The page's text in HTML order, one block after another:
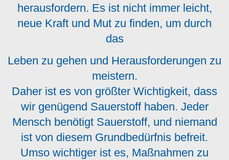
herausfordern. Es ist nicht immer leicht,
neue Kraft und Mut zu finden, um durch
das
Leben zu gehen und Herausforderungen zu
meistern.
Daher ist es von größter Wichtigkeit, dass
wir genügend Sauerstoff haben. Jeder
Mensch benötigt Sauerstoff, und niemand
ist von diesem Grundbedürfnis befreit.
Umso wichtiger ist es, Maßnahmen zu